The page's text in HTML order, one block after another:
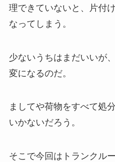
理できていないと、片付
なってしまう。
少ないうちはまだいいが
変になるのだ。
ましてや荷物をすべて処
いかないだろう。
そこで今回はトランクル